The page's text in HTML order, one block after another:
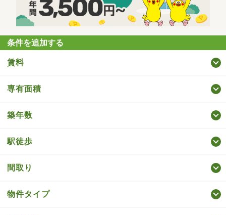
条件を追加する
賃料
専有面積
築年数
駅徒歩
間取り
物件タイプ